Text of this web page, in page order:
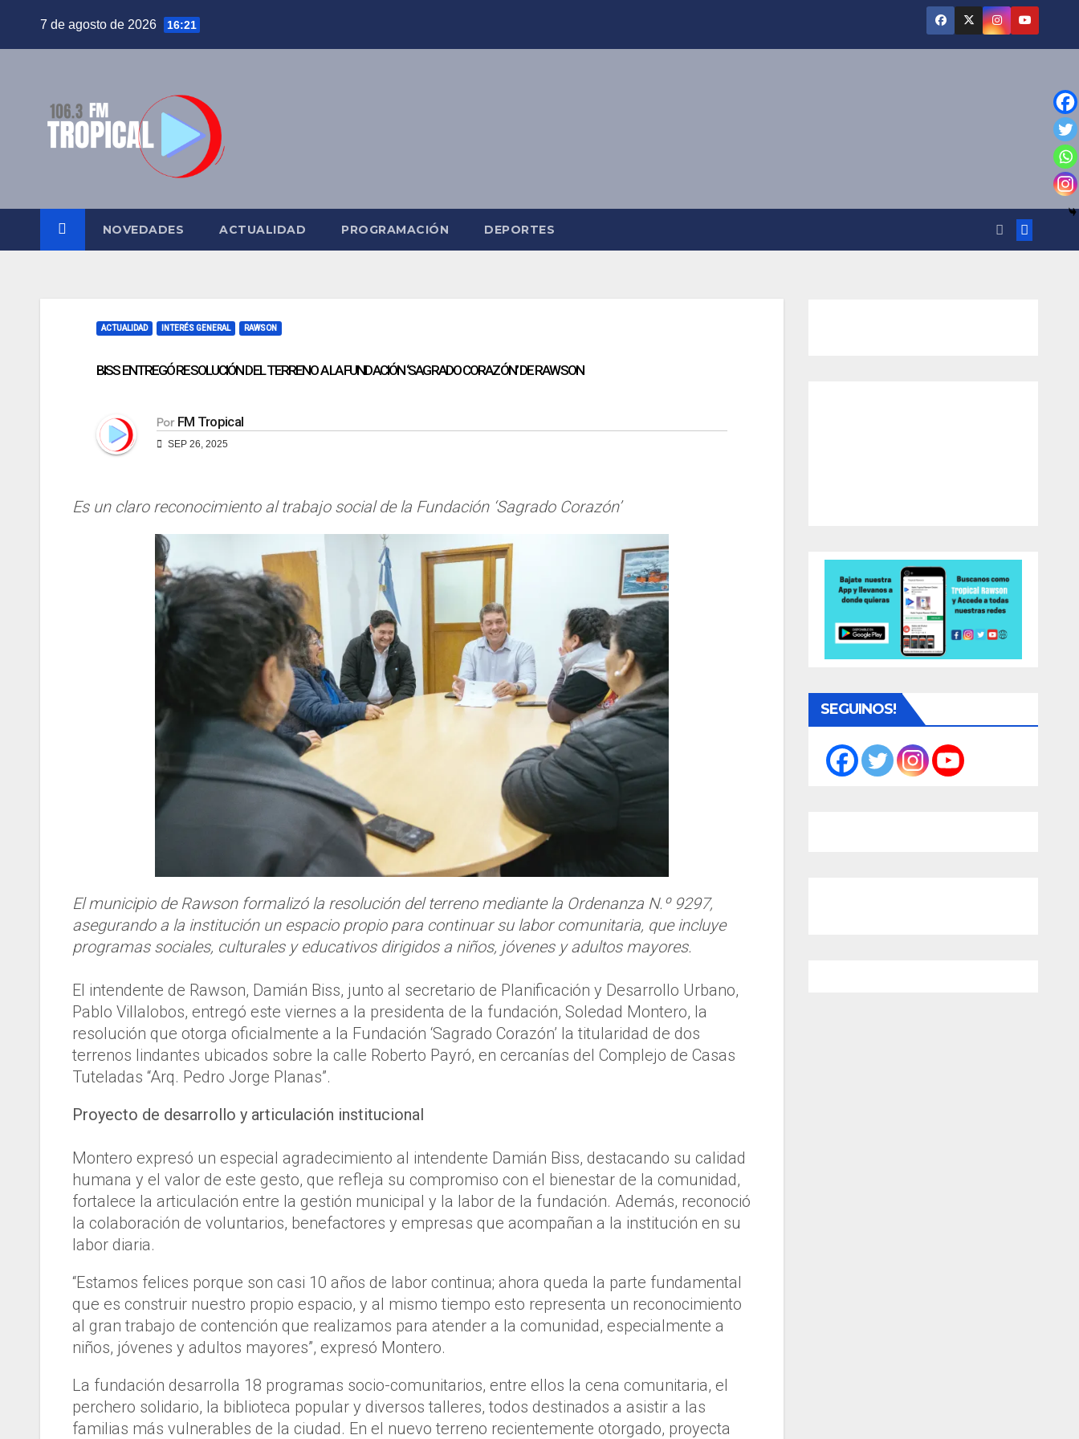
7 de agosto de 2026 16:21
NOVEDADES ACTUALIDAD PROGRAMACIÓN DEPORTES
ACTUALIDAD INTERÉS GENERAL RAWSON
BISS ENTREGÓ RESOLUCIÓN DEL TERRENO A LA FUNDACIÓN ‘SAGRADO CORAZÓN’ DE RAWSON
Por FM Tropical
SEP 26, 2025
Es un claro reconocimiento al trabajo social de la Fundación ‘Sagrado Corazón’
El municipio de Rawson formalizó la resolución del terreno mediante la Ordenanza N.º 9297,
asegurando a la institución un espacio propio para continuar su labor comunitaria, que incluye
programas sociales, culturales y educativos dirigidos a niños, jóvenes y adultos mayores.
El intendente de Rawson, Damián Biss, junto al secretario de Planificación y Desarrollo Urbano,
Pablo Villalobos, entregó este viernes a la presidenta de la fundación, Soledad Montero, la
resolución que otorga oficialmente a la Fundación ‘Sagrado Corazón’ la titularidad de dos
terrenos lindantes ubicados sobre la calle Roberto Payró, en cercanías del Complejo de Casas
Tuteladas “Arq. Pedro Jorge Planas”.
Proyecto de desarrollo y articulación institucional
Montero expresó un especial agradecimiento al intendente Damián Biss, destacando su calidad
humana y el valor de este gesto, que refleja su compromiso con el bienestar de la comunidad,
fortalece la articulación entre la gestión municipal y la labor de la fundación. Además, reconoció
la colaboración de voluntarios, benefactores y empresas que acompañan a la institución en su
labor diaria.
“Estamos felices porque son casi 10 años de labor continua; ahora queda la parte fundamental
que es construir nuestro propio espacio, y al mismo tiempo esto representa un reconocimiento
al gran trabajo de contención que realizamos para atender a la comunidad, especialmente a
niños, jóvenes y adultos mayores”, expresó Montero.
La fundación desarrolla 18 programas socio-comunitarios, entre ellos la cena comunitaria, el
perchero solidario, la biblioteca popular y diversos talleres, todos destinados a asistir a las
familias más vulnerables de la ciudad. En el nuevo terreno recientemente otorgado, proyecta
SEGUINOS!